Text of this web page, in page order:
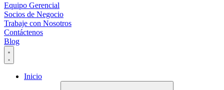
Equipo Gerencial
Socios de Negocio
Trabaje con Nosotros
Contáctenos
Blog
Inicio